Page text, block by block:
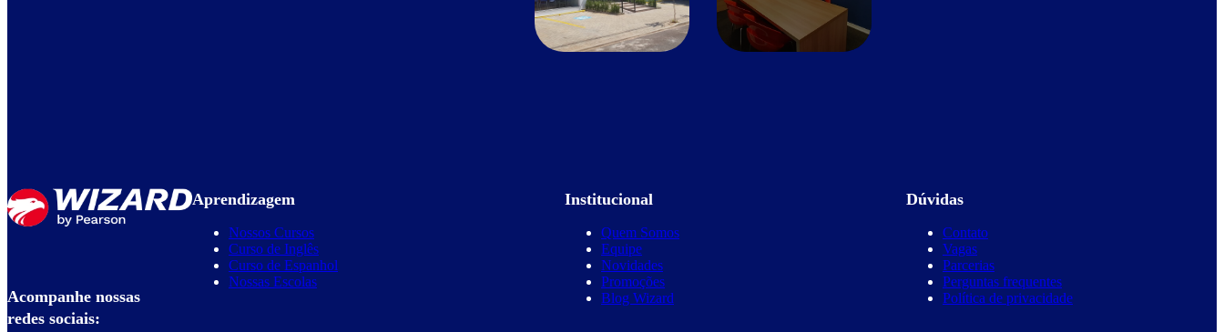
Acompanhe nossas
redes sociais:
Aprendizagem
Nossos Cursos
Curso de Inglês
Curso de Espanhol
Nossas Escolas
Institucional
Quem Somos
Equipe
Novidades
Promoções
Blog Wizard
Dúvidas
Contato
Vagas
Parcerias
Perguntas frequentes
Política de privacidade